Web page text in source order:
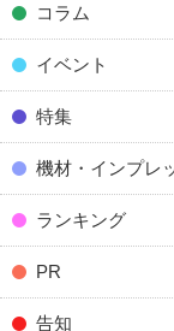
コラム
イベント
特集
機材・インプレ
ランキング
PR
告知